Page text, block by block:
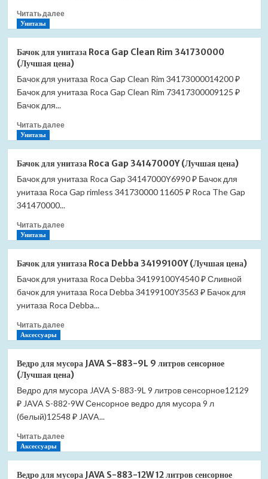
02
(Лучшая
Читать далееПрочитать
поддон
RGW
ST-
G
02
(Лучшая
Унитазы
Бачок для унитаза Roca Gap Clean Rim 341730000
(Лучшая цена)
Бачок для унитаза Roca Gap Clean Rim 34173000014200 ₽
Бачок для унитаза Roca Gap Clean Rim 73417300009125 ₽
Бачок для...
Читать далееПрочитать
для
унитаза
Roca
Rim
(Лучшая
Унитазы
Бачок для унитаза Roca Gap 34147000Y (Лучшая цена)
Бачок для унитаза Roca Gap 34147000Y6990 ₽ Бачок для
унитаза Roca Gap rimless 341730000 11605 ₽ Roca The Gap
341470000...
Читать далееПрочитать
для
унитаза
Roca
Gap
(Лучшая
Унитазы
Бачок для унитаза Roca Debba 34199100Y (Лучшая цена)
Бачок для унитаза Roca Debba 34199100Y4540 ₽ Сливной
бачок для унитаза Roca Debba 34199100Y3563 ₽ Бачок для
унитаза Roca Debba...
Читать далееПрочитать
для
унитаза
Roca
Debba
34199100Y
цена)
Аксессуары
Ведро для мусора JAVA S-883-9L 9 литров сенсорное
(Лучшая цена)
Ведро для мусора JAVA S-883-9L 9 литров сенсорное12129
₽ JAVA S-882-9W Сенсорное ведро для мусора 9 л
(белый)12548 ₽ JAVA...
Читать далееПрочитать
Аксессуары
Ведро для мусора JAVA S-883-12W 12 литров сенсорное